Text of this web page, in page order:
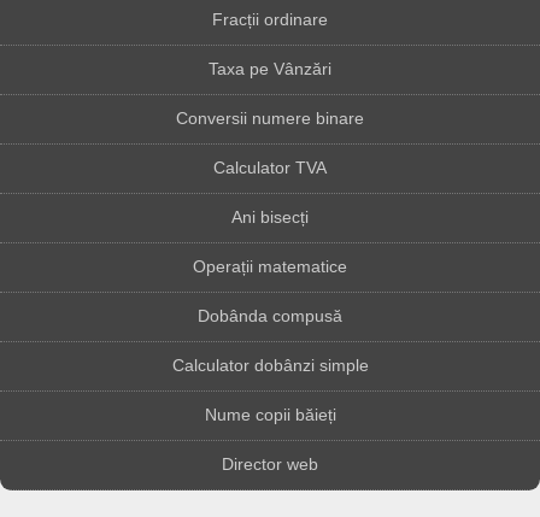
Fracții ordinare
Taxa pe Vânzări
Conversii numere binare
Calculator TVA
Ani bisecți
Operații matematice
Dobânda compusă
Calculator dobânzi simple
Nume copii băieți
Director web